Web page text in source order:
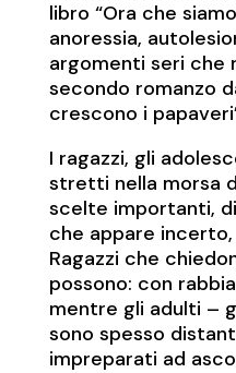
libro “Ora che
anoressia,
argomenti seri che
secondo romanzo
crescono i
I ragazzi, gli
stretti nella morsa
scelte importanti,
che appare
Ragazzi che
possono: con
mentre gli adulti –
sono spesso
impreparati ad